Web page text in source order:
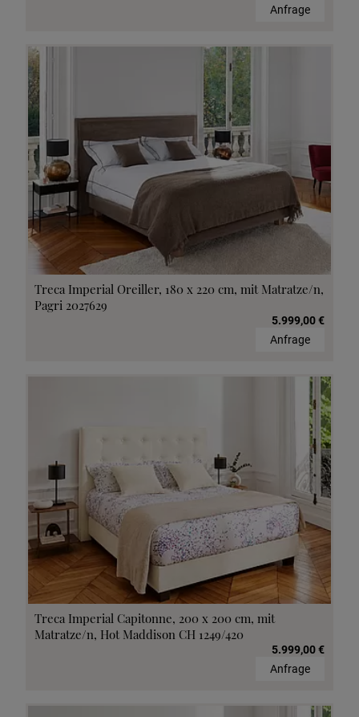
Anfrage
Treca Imperial Oreiller, 180 x 220 cm, mit Matratze/n,
Pagri 2027629
5.999,00 €
Anfrage
Treca Imperial Capitonne, 200 x 200 cm, mit
Matratze/n, Hot Maddison CH 1249/420
5.999,00 €
Anfrage